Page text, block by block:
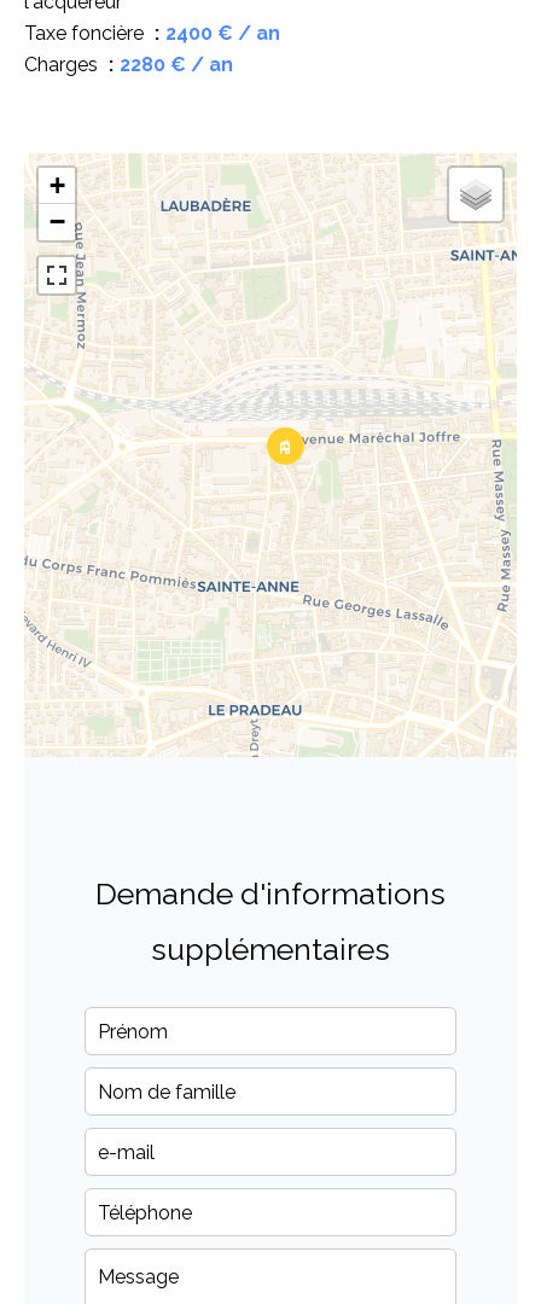
Taxe foncière
2400 € / an
Charges
2280 € / an
+
−
Demande d'informations
supplémentaires